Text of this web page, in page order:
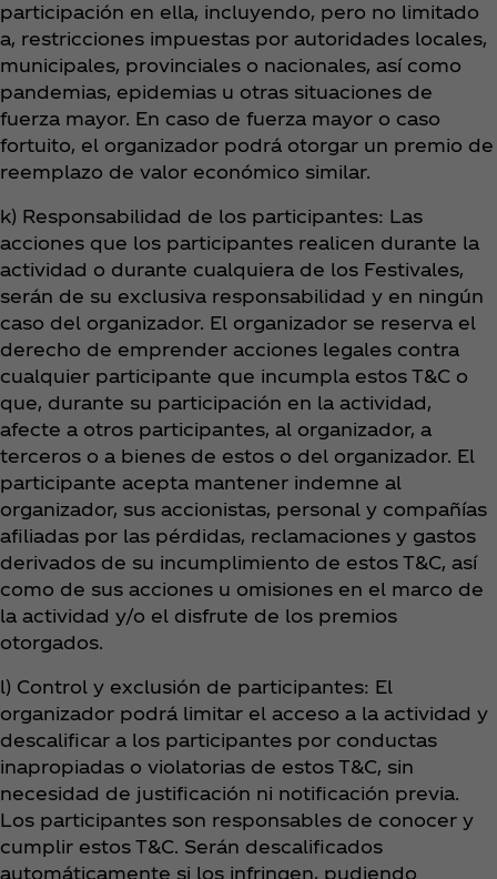
participación en ella, incluyendo, pero no limitado
a, restricciones impuestas por autoridades locales,
municipales, provinciales o nacionales, así como
pandemias, epidemias u otras situaciones de
fuerza mayor. En caso de fuerza mayor o caso
fortuito, el organizador podrá otorgar un premio de
reemplazo de valor económico similar.
k) Responsabilidad de los participantes: Las
acciones que los participantes realicen durante la
actividad o durante cualquiera de los Festivales,
serán de su exclusiva responsabilidad y en ningún
caso del organizador. El organizador se reserva el
derecho de emprender acciones legales contra
cualquier participante que incumpla estos T&C o
que, durante su participación en la actividad,
afecte a otros participantes, al organizador, a
terceros o a bienes de estos o del organizador. El
participante acepta mantener indemne al
organizador, sus accionistas, personal y compañías
afiliadas por las pérdidas, reclamaciones y gastos
derivados de su incumplimiento de estos T&C, así
como de sus acciones u omisiones en el marco de
la actividad y/o el disfrute de los premios
otorgados.
l) Control y exclusión de participantes: El
organizador podrá limitar el acceso a la actividad y
descalificar a los participantes por conductas
inapropiadas o violatorias de estos T&C, sin
necesidad de justificación ni notificación previa.
Los participantes son responsables de conocer y
cumplir estos T&C. Serán descalificados
automáticamente si los infringen, pudiendo